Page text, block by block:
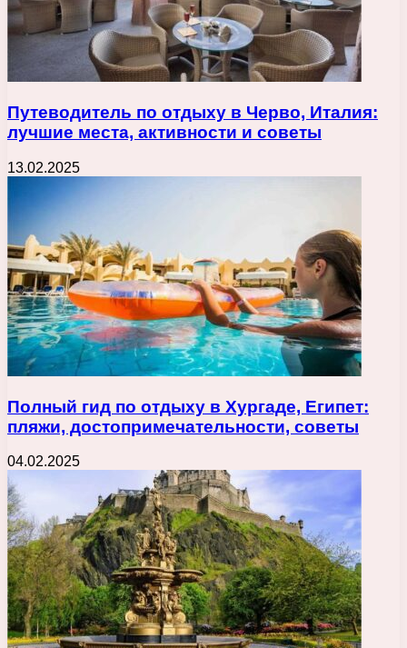
Путеводитель по отдыху в Черво, Италия:
лучшие места, активности и советы
13.02.2025
Полный гид по отдыху в Хургаде, Египет:
пляжи, достопримечательности, советы
04.02.2025